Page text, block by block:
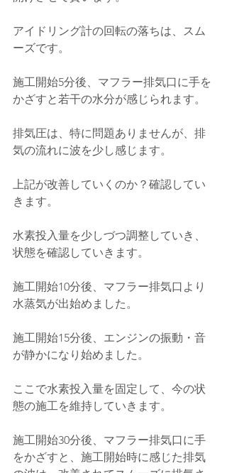
アイドリング計の回転の落ちは、スム
ーズです。
施工開始5分後、マフラー排気口に手を
かざすと若干の水分が感じられます。
排気圧は、特に問題ありませんが、排
気の流れに波を少し感じます。
上記が改善していくのか？確認してい
きます。
水素投入量を少しづつ調整していき、
状態を確認していきます。
施工開始10分後、マフラー排気口より
水蒸気が出始めました。
施工開始15分後、エンジンの振動・音
が静かになり始めました。
ここで水素投入量を固定して、今の状
態の施工を維持していきます。
施工開始30分後、マフラー排気口に手
をかざすと、施工開始時に感じた排気